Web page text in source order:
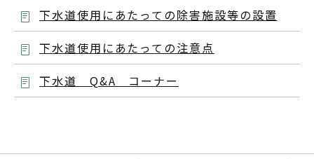
下水道使用にあたっての除害施設等の設置
下水道使用にあたっての注意点
下水道 Q&A コーナー